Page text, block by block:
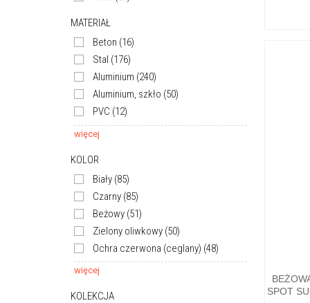
MATERIAŁ
Beton (16)
Stal (176)
Aluminium (240)
Aluminium, szkło (50)
PVC (12)
więcej
KOLOR
Biały (85)
Czarny (85)
Beżowy (51)
Zielony oliwkowy (50)
Ochra czerwona (ceglany) (48)
więcej
KOLEKCJA
SPOT